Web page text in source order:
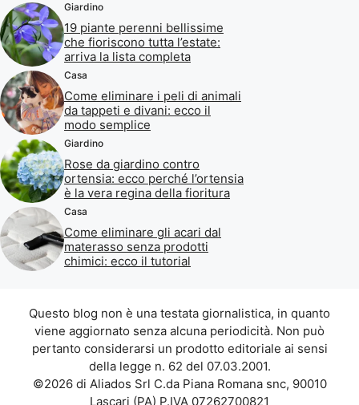
Giardino
19 piante perenni bellissime
che fioriscono tutta l’estate:
arriva la lista completa
Casa
Come eliminare i peli di animali
da tappeti e divani: ecco il
modo semplice
Giardino
Rose da giardino contro
ortensia: ecco perché l’ortensia
è la vera regina della fioritura
Casa
Come eliminare gli acari dal
materasso senza prodotti
chimici: ecco il tutorial
Questo blog non è una testata giornalistica, in quanto
viene aggiornato senza alcuna periodicità. Non può
pertanto considerarsi un prodotto editoriale ai sensi
della legge n. 62 del 07.03.2001.
©2026 di Aliados Srl C.da Piana Romana snc, 90010
Lascari (PA) P.IVA 07262700821